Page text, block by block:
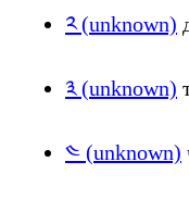
༢ (unknown)
༣ (unknown)
༤ (unknown)